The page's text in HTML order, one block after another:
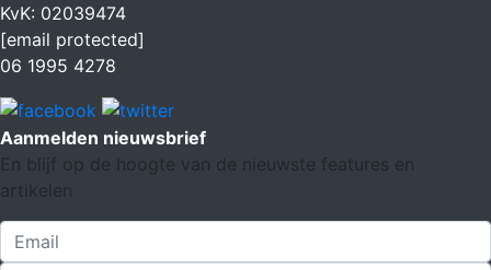
KvK: 02039474
[email protected]
06 1995 4278
Aanmelden nieuwsbrief
En blijf op de hoogte van de nieuwste features en
artikelen